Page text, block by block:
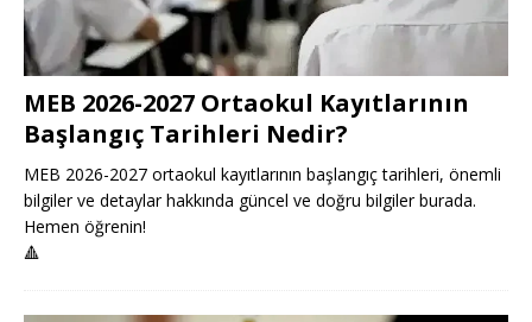
MEB 2026-2027 Ortaokul Kayıtlarının
Başlangıç Tarihleri Nedir?
MEB 2026-2027 ortaokul kayıtlarının başlangıç tarihleri, önemli
bilgiler ve detaylar hakkında güncel ve doğru bilgiler burada.
Hemen öğrenin!
🔺